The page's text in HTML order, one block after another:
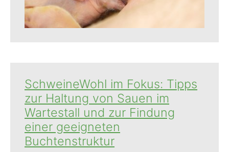
SchweineWohl im Fokus: Tipps
zur Haltung von Sauen im
Wartestall und zur Findung
einer geeigneten
Buchtenstruktur